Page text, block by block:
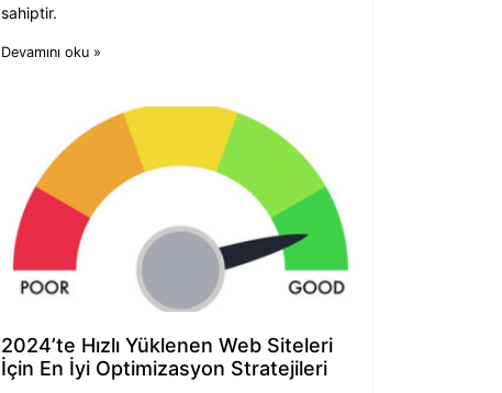
sahiptir.
Devamını oku »
2024’te Hızlı Yüklenen Web Siteleri
İçin En İyi Optimizasyon Stratejileri